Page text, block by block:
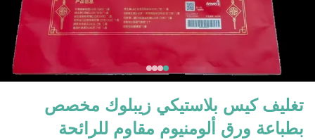
تغليف كيس بلاستيكي زيبلوك مخصص
بطباعة ورق ألومنيوم مقاوم للرائحة